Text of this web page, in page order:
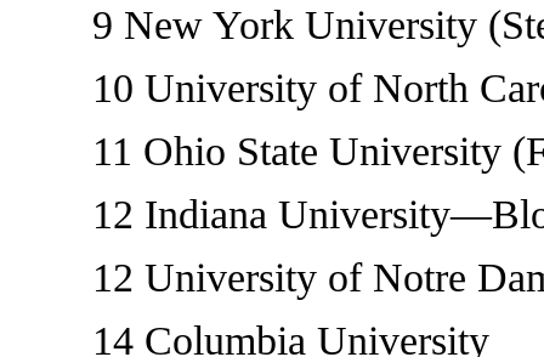
9 New York University
10 University of North
11 Ohio State University
12 Indiana
12 University of Notre
14 Columbia University